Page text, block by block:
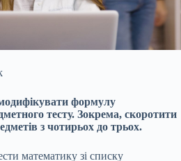
формулу
тесту. Зокрема, скоротити
з чотирьох до трьох.
математику зі списку